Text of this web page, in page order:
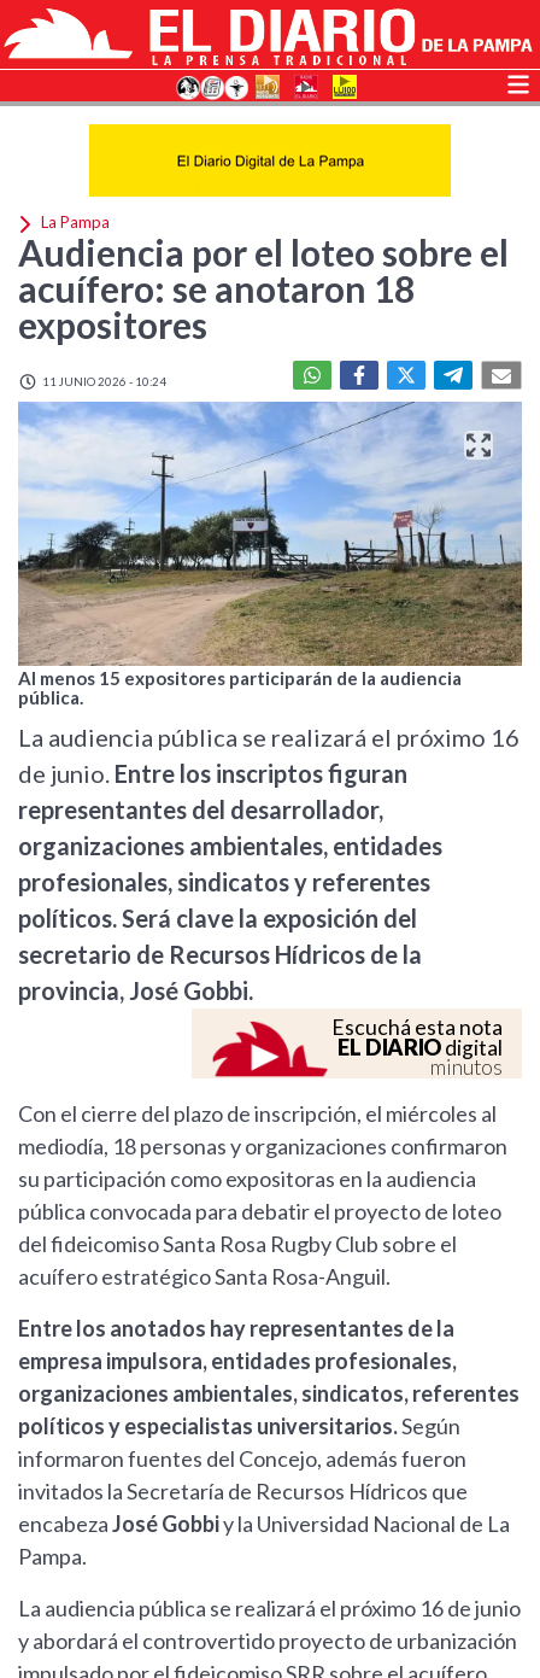
La Pampa
Audiencia por el loteo sobre el
acuífero: se anotaron 18
expositores
11 JUNIO 2026 - 10:24
Al menos 15 expositores participarán de la audiencia
pública.
La audiencia pública se realizará el próximo 16
de junio. Entre los inscriptos figuran
representantes del desarrollador,
organizaciones ambientales, entidades
profesionales, sindicatos y referentes
políticos. Será clave la exposición del
secretario de Recursos Hídricos de la
provincia, José Gobbi.
Escuchá esta nota
EL DIARIOdigital
minutos
Con el cierre del plazo de inscripción, el miércoles al
mediodía, 18 personas y organizaciones confirmaron
su participación como expositoras en la audiencia
pública convocada para debatir el proyecto de loteo
del fideicomiso Santa Rosa Rugby Club sobre el
acuífero estratégico Santa Rosa-Anguil.
Entre los anotados hay representantes de la
empresa impulsora, entidades profesionales,
organizaciones ambientales, sindicatos, referentes
políticos y especialistas universitarios.Según
informaron fuentes del Concejo, además fueron
invitados la Secretaría de Recursos Hídricos que
encabezaJosé Gobbiy la Universidad Nacional de La
Pampa.
La audiencia pública se realizará el próximo 16 de junio
y abordará el controvertido proyecto de urbanización